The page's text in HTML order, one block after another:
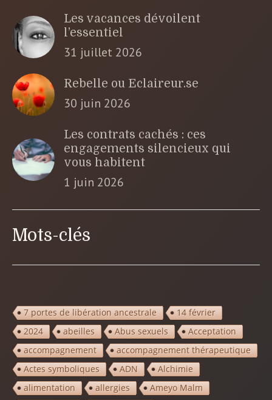
Les vacances dévoilent
l’essentiel
31 juillet 2026
Rebelle ou Eclaireur.se
30 juin 2026
Les contrats cachés : ces
engagements silencieux qui
vous habitent
1 juin 2026
Mots-clés
7 portes de libération ancestrale
14 février
2024
abeilles Abus sexuels
Acceptation
accompagnement
accompagnement thérapeutique
Actes symboliques
ADN
Alchimie
alimentation
allergies
Ameyo Malm